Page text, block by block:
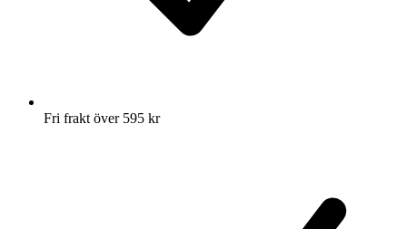
Fri frakt över 595 kr